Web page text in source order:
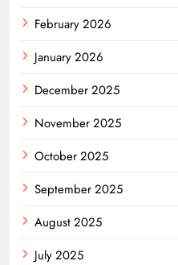
February 2026
January 2026
December 2025
November 2025
October 2025
September 2025
August 2025
July 2025